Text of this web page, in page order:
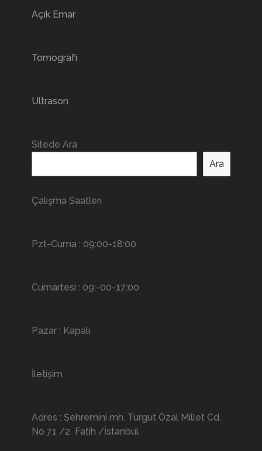
Açık Emar
Tomografi
Ultrason
Sitede Ara
Ara
Çalışma Saatleri
Pzt-Cuma : 09:00-18:00
Cumartesi : 09:-00-17:00
Pazar : Kapalı
İletişim
Adres : Şehremini mh. Turgut Özal Millet Cd.
No 71 /2 Fatih /İstanbul